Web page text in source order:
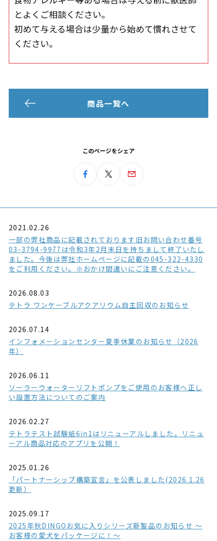
とよくご相談ください。
初めて与える場合は少量から始めて慣れさせて
ください。
商品一覧へ
このページをシェア
2021.02.26
一部の弊社商品に記載されております旧お問い合わせ番号
03-3794-9977は令和3年2月末日を持ちまして終了いたし
ました。今後は弊社ホームページに記載の045-322-4330
をご利用ください。※おかけ間違いにご注意ください。
2026.08.03
テトラ ワンケーブルアクアリウム自主回収のお知らせ
2026.07.14
インフォメーションセンター夏季休業のお知らせ（2026
年）
2026.06.11
ソーラーウォーターリフトポンプをご使用のお客様へ正し
い設置方法についてのご案内
2026.02.27
テトラテスト試験紙6in1はリニューアルしました。リニュ
ーアル商品対応のアプリを公開！
2025.01.26
「パートナーシップ構築宣言」を公表しました(2026.1.26
更新）
2025.09.17
2025年秋DINGOお気に入りシリーズ新製品のお知らせ ～
お客様の愛犬をパッケージに！～